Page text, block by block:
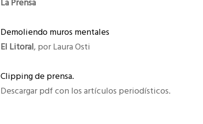
Demoliendo muros mentales
El Litoral, por Laura Osti
Clipping de prensa.
Descargar pdf con los artículos periodísticos.